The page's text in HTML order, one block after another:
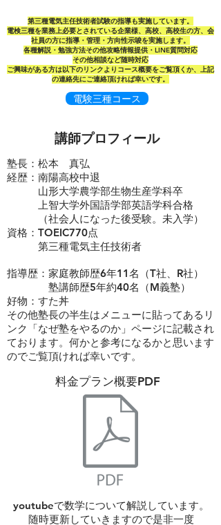
​第三種電気主任技術者試験の指導も実施しています。
電検三種を業務上必要とされている企業様、高校、高校生の方、会
社員の方に指導・管理・方向性示唆を実施します。
各種解説・勉強方法その他攻略情報提供・LINE質問対応
​その他相談など随時対応
​ご興味がある方は以下のリンクよりコース概要をご覧頂くか、上記
の連絡先にご連絡頂ければ幸いです。
電験三種コース
講師プロフィール
塾長：松本 真弘
経歴：南陽高校中退
山形大学農学部生物生産学科卒
上智大学外国語学部英語学科合格
（社会人になった後受験。未入学）
資格：TOEIC770点
​ 第三種電気主任技術者
指導歴：家庭教師歴6年11名（T社、R社）
​ 塾講師歴5年約40名（M義塾）
​好物：すた丼
その他塾長の半生はメニューに貼ってあるリ
ンク「なぜ塾をやるのか」ページに記載され
ております。何かと参考になるかと思います
のでご覧頂ければ幸いです。
​料金プラン概要PDF
youtubeで数学について解説しています。
​随時更新していきますので是非一度